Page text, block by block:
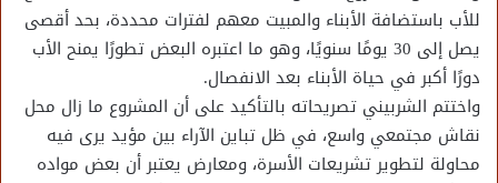
للأب باستضافة الأبناء والمبيت معهم لفترات محددة، بحد أقصى
يصل إلى 30 يومًا سنويًا، وهو ما اعتبره البعض تطورًا يمنح الأب
دورًا أكبر في حياة الأبناء بعد الانفصال.
واختتم الشربيني تصريحاته بالتأكيد على أن المشروع ما زال محل
نقاش مجتمعي واسع، في ظل تباين الآراء بين مؤيد يرى فيه
محاولة لتطوير تشريعات الأسرة، ومعارض يعتبر أن بعض مواده